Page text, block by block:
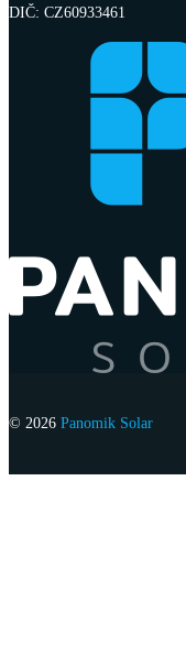
DIČ: CZ60933461
© 2026 Panomik Solar